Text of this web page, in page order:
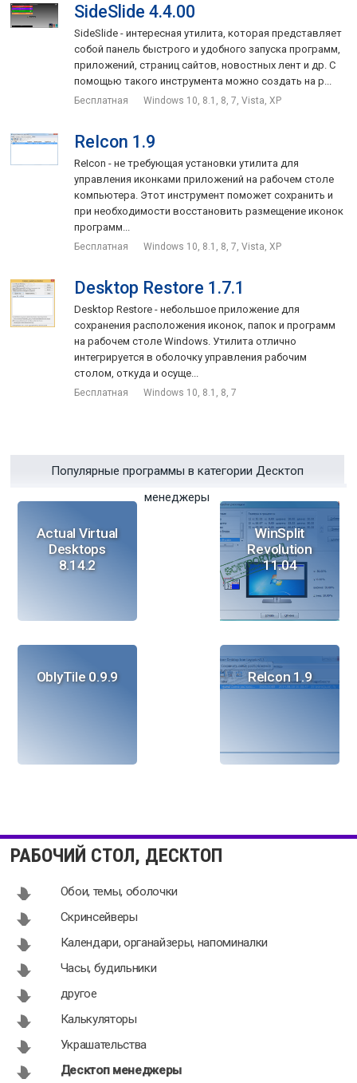
SideSlide 4.4.00
SideSlide - интересная утилита, которая представляет
собой панель быстрого и удобного запуска программ,
приложений, страниц сайтов, новостных лент и др. С
помощью такого инструмента можно создать на р...
Бесплатная Windows 10, 8.1, 8, 7, Vista, XP
ReIcon 1.9
ReIcon - не требующая установки утилита для
управления иконками приложений на рабочем столе
компьютера. Этот инструмент поможет сохранить и
при необходимости восстановить размещение иконок
программ...
Бесплатная Windows 10, 8.1, 8, 7, Vista, XP
Desktop Restore 1.7.1
Desktop Restore - небольшое приложение для
сохранения расположения иконок, папок и программ
на рабочем столе Windows. Утилита отлично
интегрируется в оболочку управления рабочим
столом, откуда и осуще...
Бесплатная Windows 10, 8.1, 8, 7
Популярные программы в категории Десктоп
менеджеры
Actual Virtual
Desktops
8.14.2
WinSplit
Revolution
11.04
OblyTile 0.9.9 ReIcon 1.9
Desktop
switcher
Restore 1.7.1
ObjectDock
РАБОЧИЙ СТОЛ, ДЕСКТОП
Обои, темы, оболочки
Скринсейверы
Календари, органайзеры, напоминалки
Часы, будильники
другое
Калькуляторы
Украшательства
Десктоп менеджеры